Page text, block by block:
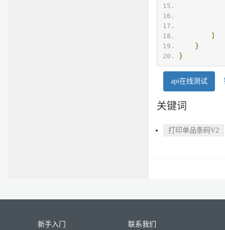
]
}
}
api在线测试
关键词
打印单品条码V2
新手入门 联系我们